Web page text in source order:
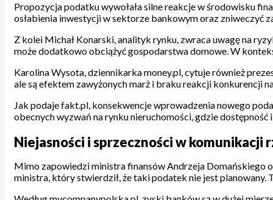
Propozycja podatku wywołała silne reakcje w środowisku
osłabienia inwestycji w sektorze bankowym oraz zniweczyć
Z kolei Michał Konarski, analityk rynku, zwraca uwagę na
może dodatkowo obciążyć gospodarstwa domowe. W
Karolina Wysota, dziennikarka money.pl, cytuje również
ale są efektem zawyżonych marż i braku reakcji konkurencji
Jak podaje fakt.pl, konsekwencje wprowadzenia nowego
obecnych wyzwań na rynku nieruchomości, gdzie
Niejasności i sprzeczności w komunikacji
Mimo zapowiedzi ministra finansów Andrzeja Domańskiego
ministra, który stwierdził, że taki podatek nie jest